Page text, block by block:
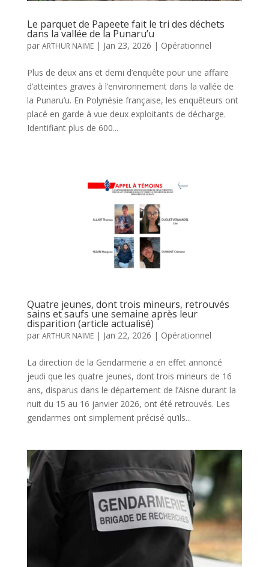
Le parquet de Papeete fait le tri des déchets
dans la vallée de la Punaru’u
par ARTHUR NAIME| Jan 23, 2026 | Opérationnel
Plus de deux ans et demi d’enquête pour une affaire
d’atteintes graves à l’environnement dans la vallée de
la Punaru’u. En Polynésie française, les enquêteurs ont
placé en garde à vue deux exploitants de décharge.
Identifiant plus de 600...
Quatre jeunes, dont trois mineurs, retrouvés
sains et saufs une semaine après leur
disparition (article actualisé)
par ARTHUR NAIME| Jan 22, 2026 | Opérationnel
La direction de la Gendarmerie a en effet annoncé
jeudi que les quatre jeunes, dont trois mineurs de 16
ans, disparus dans le département de l’Aisne durant la
nuit du 15 au 16 janvier 2026, ont été retrouvés. Les
gendarmes ont simplement précisé qu’ils...